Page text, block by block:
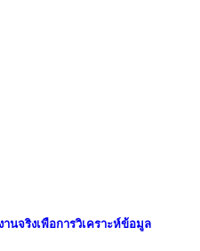
นจริงเพื่อการวิเคราะห์ข้อมูล